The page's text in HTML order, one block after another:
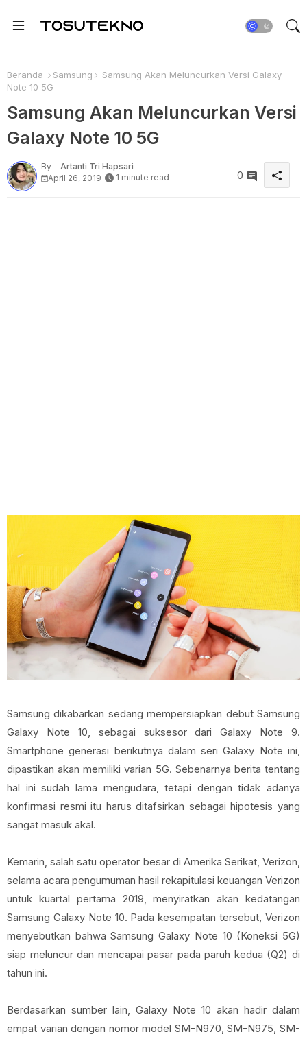
Beranda Samsung
Samsung Akan Meluncurkan Versi Galaxy
Note 10 5G
Samsung Akan Meluncurkan Versi
Galaxy Note 10 5G
By - Artanti Tri Hapsari
April 26, 2019
1 minute read 0
Samsung dikabarkan sedang mempersiapkan debut Samsung
Galaxy Note 10, sebagai suksesor dari Galaxy Note 9.
Smartphone generasi berikutnya dalam seri Galaxy Note ini,
dipastikan akan memiliki varian 5G. Sebenarnya berita tentang
hal ini sudah lama mengudara, tetapi dengan tidak adanya
konfirmasi resmi itu harus ditafsirkan sebagai hipotesis yang
sangat masuk akal.
Kemarin, salah satu operator besar di Amerika Serikat, Verizon,
selama acara pengumuman hasil rekapitulasi keuangan Verizon
untuk kuartal pertama 2019, menyiratkan akan kedatangan
Samsung Galaxy Note 10. Pada kesempatan tersebut, Verizon
menyebutkan bahwa Samsung Galaxy Note 10 (Koneksi 5G)
siap meluncur dan mencapai pasar pada paruh kedua (Q2) di
tahun ini.
Berdasarkan sumber lain, Galaxy Note 10 akan hadir dalam
empat varian dengan nomor model SM-N970, SM-N975, SM-